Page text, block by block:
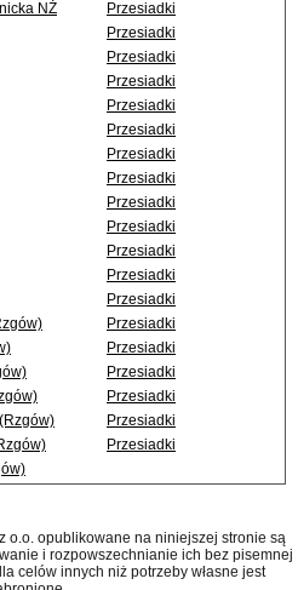
NŻ
Przesiadki
Przesiadki
Przesiadki
Przesiadki
Przesiadki
Przesiadki
Przesiadki
Przesiadki
Przesiadki
Przesiadki
Przesiadki
Przesiadki
Przesiadki
Przesiadki
Przesiadki
Przesiadki
Przesiadki
Przesiadki
Przesiadki
o.o. opublikowane na niniejszej stronie są
i rozpowszechnianie ich bez pisemnej
celów innych niż potrzeby własne jest